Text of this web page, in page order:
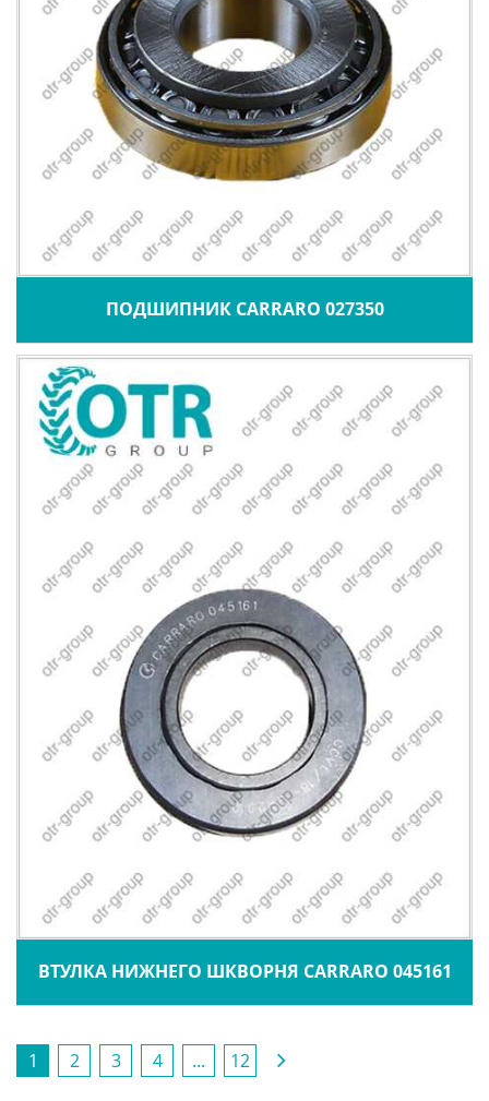
ПОДШИПНИК CARRARO 027350
ВТУЛКА НИЖНЕГО ШКВОРНЯ CARRARO 045161
1 2 3 4 ... 12